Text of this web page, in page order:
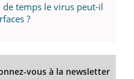
temps le virus peut-il
?
vous à la newsletter